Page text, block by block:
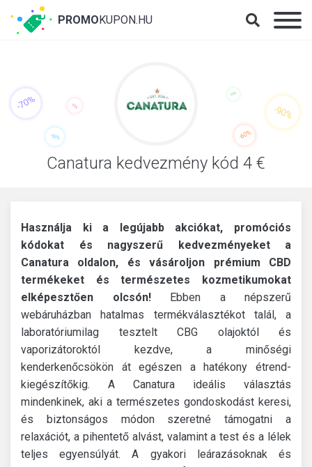
Canatura kedvezmény kód 4 €
Használja ki a legújabb akciókat, promóciós
kódokat és nagyszerű kedvezményeket a
Canatura oldalon, és vásároljon prémium CBD
termékeket és természetes kozmetikumokat
elképesztően olcsón! Ebben a népszerű
webáruházban hatalmas termékválasztékot talál, a
laboratóriumilag tesztelt CBG olajoktól és
vaporizátoroktól kezdve, a minőségi
kenderkenőcsökön át egészen a hatékony étrend-
kiegészítőkig. A Canatura ideális választás
mindenkinek, aki a természetes gondoskodást keresi,
és biztonságos módon szeretné támogatni a
relaxációt, a pihentető alvást, valamint a test és a lélek
teljes egyensúlyát. A gyakori leárazásoknak és
PROMOKUPON.HU